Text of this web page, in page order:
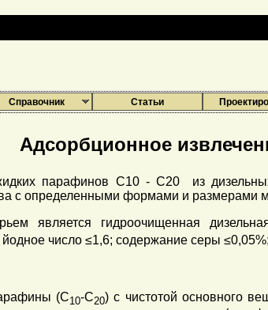
Справочник Статьи
Адсорбционное
парафинов С10 - С20 из
с определенными формами и размерами
является гидроочищенная
число ≤1,6; содержание серы
(С10-С20) с чистотой основного